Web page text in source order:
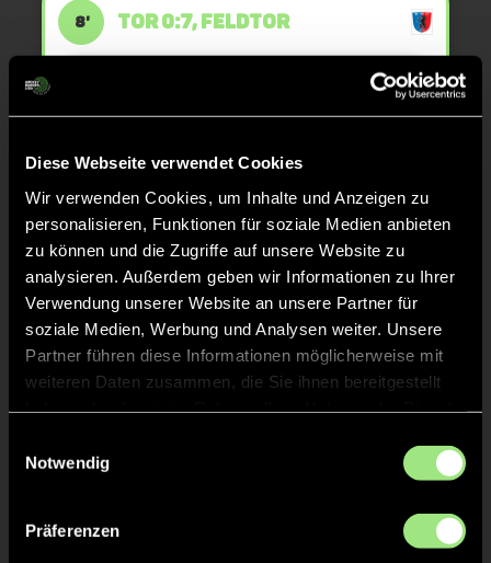
Diese Webseite verwendet Cookies
Wir verwenden Cookies, um Inhalte und Anzeigen zu
personalisieren, Funktionen für soziale Medien anbieten
zu können und die Zugriffe auf unsere Website zu
analysieren. Außerdem geben wir Informationen zu Ihrer
Verwendung unserer Website an unsere Partner für
soziale Medien, Werbung und Analysen weiter. Unsere
Partner führen diese Informationen möglicherweise mit
weiteren Daten zusammen, die Sie ihnen bereitgestellt
Notwendig
Präferenzen
8' TOR 0:7, FELDTOR
TOR 0:6, FELDTOR
ViktorS. 34
6' TOR 0:5, FELDTOR